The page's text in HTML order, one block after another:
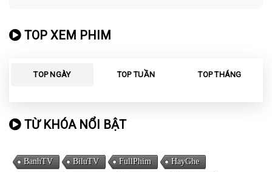
TOP XEM PHIM
TOP NGÀY TOP TUẦN TOP THÁNG
TỪ KHÓA NỔI BẬT
BanhTV BiluTV FullPhim HayGhe